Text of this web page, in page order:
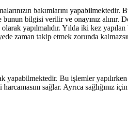
bakımlarını
bilgisi verilir ve onayınız
yapılmalıdır. Yılda iki kez
zaman takip etmek zorunda
yapabilmektedir. Bu işlemler
sağlar. Ayrıca